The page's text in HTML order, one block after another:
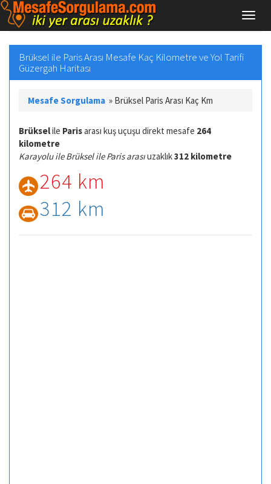
Brüksel ile Paris Arası Mesafe Kaç Kilometre ve Yol Tarifi
Güzergah Haritası
Mesafe Sorgulama » Brüksel Paris Arası Kaç Km
Brükselile Parisarası kuş uçuşu direkt mesafe 264
kilometre
Karayolu ile Brüksel ile Paris arasıuzaklık312 kilometre
264 km
312 km